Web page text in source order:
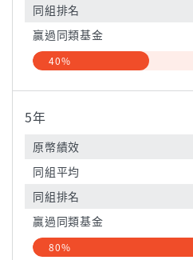
同組排名
贏過同類基金
40%
5年
原幣績效
同組平均
同組排名
贏過同類基金
80%